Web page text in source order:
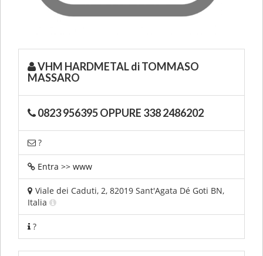
VHM HARDMETAL di TOMMASO
MASSARO
0823 956395 OPPURE 338 2486202
?
Entra >> www
Viale dei Caduti, 2, 82019 Sant'Agata Dé Goti BN,
Italia
?